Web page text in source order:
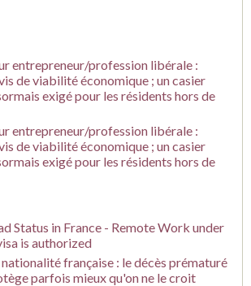
entrepreneur/profession libérale :
de viabilité économique ; un casier
exigé pour les résidents hors de
entrepreneur/profession libérale :
de viabilité économique ; un casier
exigé pour les résidents hors de
Status in France - Remote Work under
is authorized
française : le décès prématuré
parfois mieux qu'on ne le croit